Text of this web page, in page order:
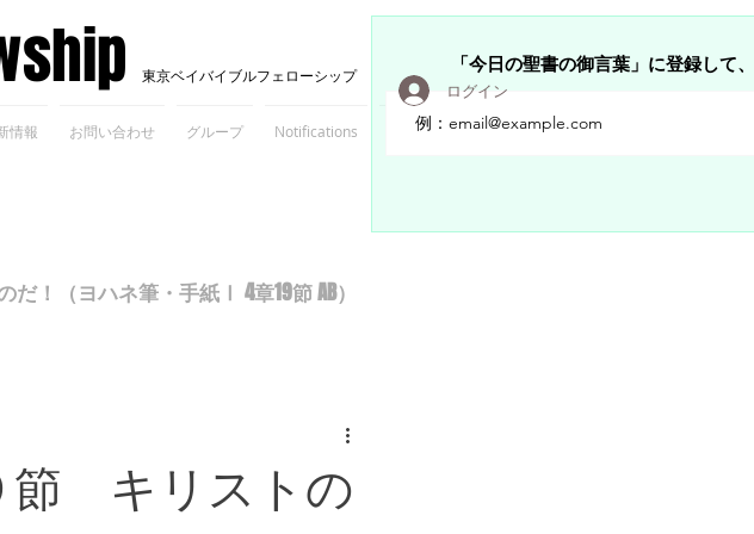
東京ベイバイブルフェローシップ
情報 お問い合わせ グループ Notifications Members
「今日の聖書の御言葉」に登録して
ログイン
！（ヨハネ筆・手紙Ⅰ 4章19節 AB）
節 キリストの